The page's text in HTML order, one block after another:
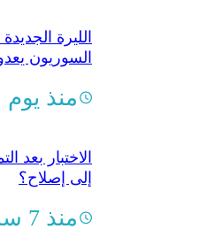
الليرة
السوريون
منذ يوم
الاختبار بعد
إلى إصلاح؟
منذ 7 ساعات